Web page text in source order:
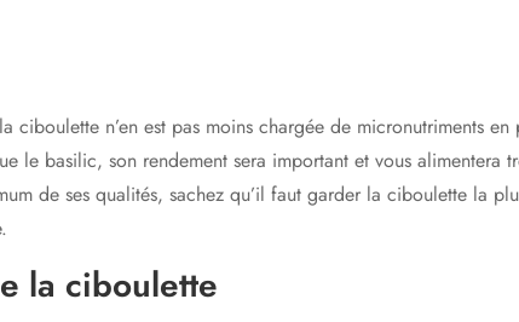
ciboulette n’en est pas moins chargée de micronutriments
le basilic, son rendement sera important et vous alimentera
de ses qualités, sachez qu’il faut garder la ciboulette la
la ciboulette